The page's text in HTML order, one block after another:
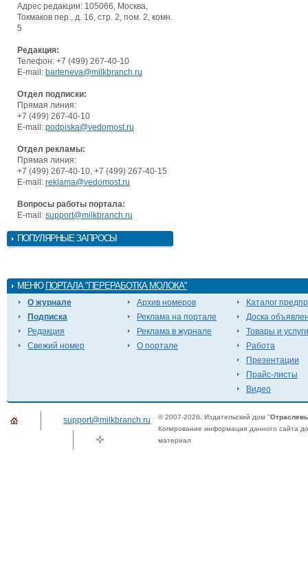
Адрес редакции: 105066, Москва,
Токмаков пер., д. 16, стр. 2, пом. 2, комн.
5
Редакция:
Телефон: +7 (499) 267-40-10
E-mail: barteneva@milkbranch.ru
Отдел подписки:
Прямая линия:
+7 (499) 267-40-10
E-mail: podpiska@vedomost.ru
Отдел рекламы:
Прямая линия:
+7 (499) 267-40-10, +7 (499) 267-40-15
E-mail: reklama@vedomost.ru
Вопросы работы портала:
E-mail: support@milkbranch.ru
ПОПУЛЯРНЫЕ ЗАПРОСЫ
МЕНЮ ПОРТАЛА "ПЕРЕРАБОТКА МОЛОКА"
О журнале
Подписка
Редакция
Свежий номер
Архив номеров
Реклама на портале
Реклама в журнале
О портале
Каталог
Доска
Товары и услуги
Работа
Презентации
Прайс-листы
Видео
support@milkbranch.ru © 2007-2026. Издательский дом "
Копирование информации данного сайта
материал